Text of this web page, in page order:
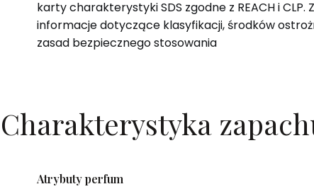
karty charakterystyki SDS zgodne z REACH i CLP.
informacje dotyczące klasyfikacji, środków
zasad bezpiecznego stosowania
Charakterystyka
Atrybuty perfum